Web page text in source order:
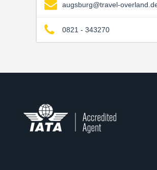
augsburg@travel-
0821 - 343270